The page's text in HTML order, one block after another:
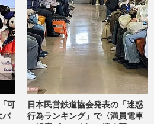
可
バ
日本民営鉄道協会発表の「迷惑
行為ランキング」で〈満員電車